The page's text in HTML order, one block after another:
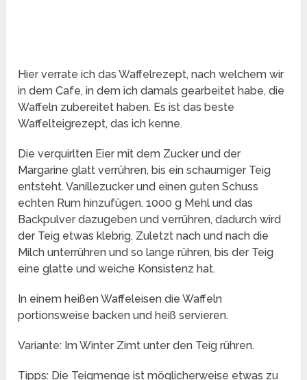
Hier verrate ich das Waffelrezept, nach welchem wir
in dem Cafe, in dem ich damals gearbeitet habe, die
Waffeln zubereitet haben. Es ist das beste
Waffelteigrezept, das ich kenne.
Die verquirlten Eier mit dem Zucker und der
Margarine glatt verrühren, bis ein schaumiger Teig
entsteht. Vanillezucker und einen guten Schuss
echten Rum hinzufügen. 1000 g Mehl und das
Backpulver dazugeben und verrühren, dadurch wird
der Teig etwas klebrig. Zuletzt nach und nach die
Milch unterrühren und so lange rühren, bis der Teig
eine glatte und weiche Konsistenz hat.
In einem heißen Waffeleisen die Waffeln
portionsweise backen und heiß servieren.
Variante: Im Winter Zimt unter den Teig rühren.
Tipps: Die Teigmenge ist möglicherweise etwas zu